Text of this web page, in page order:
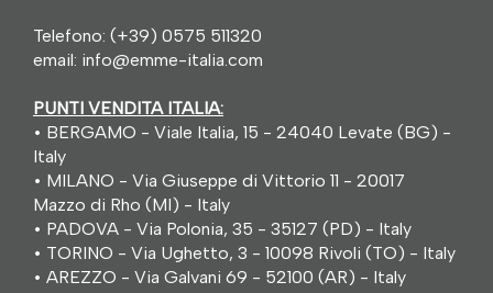
Telefono: (+39) 0575 511320
email: info@emme-italia.com
PUNTI VENDITA ITALIA:
• BERGAMO - Viale Italia, 15 - 24040 Levate (BG) -
Italy
• MILANO - Via Giuseppe di Vittorio 11 - 20017
Mazzo di Rho (MI) - Italy
• PADOVA - Via Polonia, 35 - 35127 (PD) - Italy
• TORINO - Via Ughetto, 3 - 10098 Rivoli (TO) - Italy
• AREZZO - Via Galvani 69 - 52100 (AR) - Italy